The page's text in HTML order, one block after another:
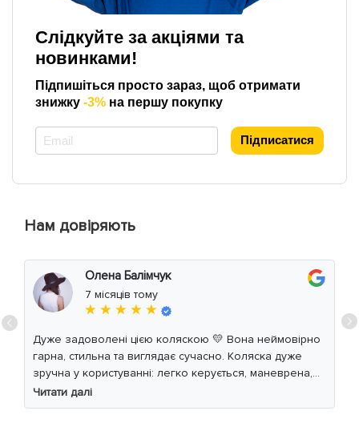
Слідкуйте за акціями та
новинками!
Підпишіться просто зараз, щоб отримати
знижку -3% на першу покупку
Підписатися
Нам довіряють
Олена Балімчук
7 місяців тому
★ ★ ★ ★ ★
Дуже задоволені цією коляскою 💛 Вона неймовірно
гарна, стильна та виглядає сучасно. Коляска дуже
зручна у користуванні: легко керується, маневрена,
м’який хід навіть по нерівній дорозі. Дитині
комфортно, просторе сидіння та великий капюшон
Читати далі